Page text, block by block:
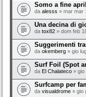
Somo a fine
da alesss » mar mar
Una decina di
da tox82 » dom feb
Suggerimenti
da okemberg » gio
Surf Foil (Spot
da El Chalateco » gio
Surfcamp per
da visualdrome » gio